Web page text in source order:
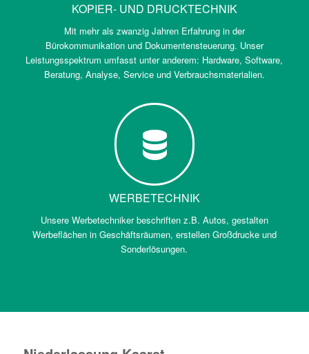
KOPIER- UND DRUCKTECHNIK
Mit mehr als zwanzig Jahren Erfahrung in der
Bürokommunikation und Dokumentensteuerung. Unser
Leistungsspektrum umfasst unter anderem: Hardware, Software,
Beratung, Analyse, Service und Verbrauchsmaterialien.
WERBETECHNIK
Unsere Werbetechniker beschriften z.B. Autos, gestalten
Werbeflächen in Geschäftsräumen, erstellen Großdrucke und
Sonderlösungen.